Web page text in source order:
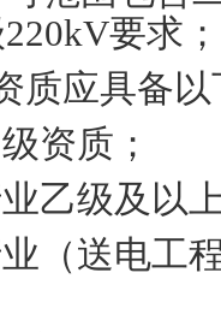
220kV要求；
质应具备
资质；
乙级及以
（送电工